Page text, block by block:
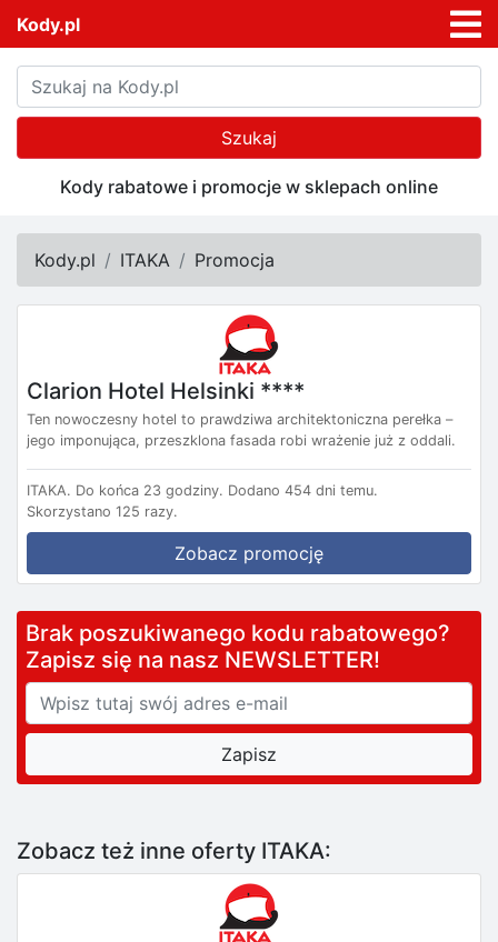
Kody.pl
Szukaj
Kody rabatowe i promocje w sklepach online
Kody.pl ITAKA Promocja
Clarion Hotel Helsinki ****
Ten nowoczesny hotel to prawdziwa architektoniczna perełka –
jego imponująca, przeszklona fasada robi wrażenie już z oddali.
ITAKA. Do końca 23 godziny. Dodano 454 dni temu.
Skorzystano 125 razy.
Zobacz promocję
Brak poszukiwanego kodu rabatowego?
Zapisz się na nasz NEWSLETTER!
Zobacz też inne oferty ITAKA: